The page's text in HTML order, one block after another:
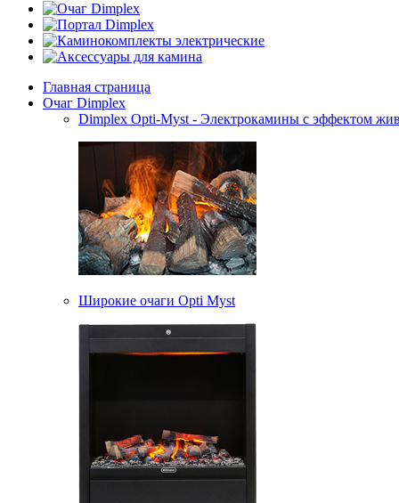
Очаг Dimplex
Портал Dimplex
Каминокомплекты электрические
Аксессуары для камина
Главная страница
Очаг Dimplex
Dimplex Opti-Myst - Электрокамины с эффектом
Широкие очаги Opti Myst